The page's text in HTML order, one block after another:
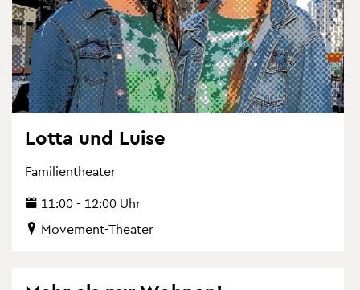
Lotta und Luise
Fa­mi­li­en­thea­ter
11:00 - 12:00 Uhr
Mo­vement-Thea­ter